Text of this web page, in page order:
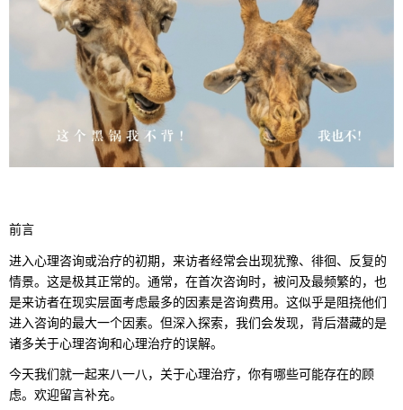
前言
进入心理咨询或治疗的初期，来访者经常会出现犹豫、徘徊、反复的
情景。这是极其正常的。通常，在首次咨询时，被问及最频繁的，也
是来访者在现实层面考虑最多的因素是咨询费用。这似乎是阻挠他们
进入咨询的最大一个因素。但深入探索，我们会发现，背后潜藏的是
诸多关于心理咨询和心理治疗的误解。
今天我们就一起来八一八，关于心理治疗，你有哪些可能存在的顾
虑。欢迎留言补充。